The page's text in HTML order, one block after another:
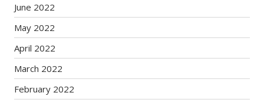
June 2022
May 2022
April 2022
March 2022
February 2022